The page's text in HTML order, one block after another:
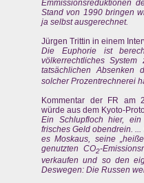
Emmissionsreduktionen
Stand von 1990 bringen
ja selbst ausgerechnet.
Jürgen Trittin in einem
Die Euphorie ist
völkerrechtliches
tatsächlichen Absenken
solcher Prozentrechnerei
Kommentar der FR am
würde aus dem Kyoto-
Ein Schlupfloch hier,
frisches Geld obendrein.
es Moskaus, seine
genutzten CO2-
verkaufen und so den
Deswegen: Die Russen